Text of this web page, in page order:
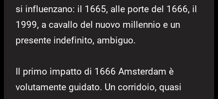
si influenzano: il 1665, alle porte del 1666, il
1999, a cavallo del nuovo millennio e un
presente indefinito, ambiguo.
Il primo impatto di 1666 Amsterdam è
volutamente guidato. Un corridoio, quasi